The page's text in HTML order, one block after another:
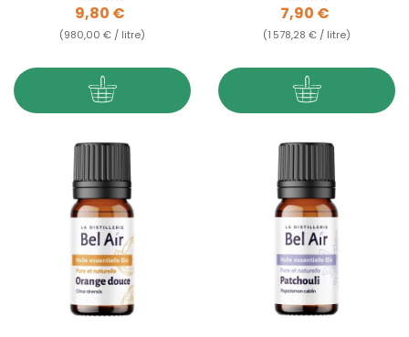
Prix
9,80 €
(980,00 € / litre)
Prix
7,90 €
(1 578,28 € / litre)